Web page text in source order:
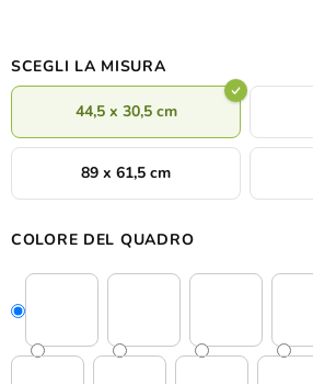
SCEGLI LA MISURA
44,5 x 30,5 cm
89 x 61,5 cm
COLORE DEL QUADRO